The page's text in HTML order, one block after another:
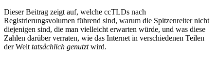
Dieser Beitrag zeigt auf, welche ccTLDs nach
Registrierungsvolumen führend sind, warum die Spitzenreiter nicht
diejenigen sind, die man vielleicht erwarten würde, und was diese
Zahlen darüber verraten, wie das Internet in verschiedenen Teilen
der Welt tatsächlich genutztwird.